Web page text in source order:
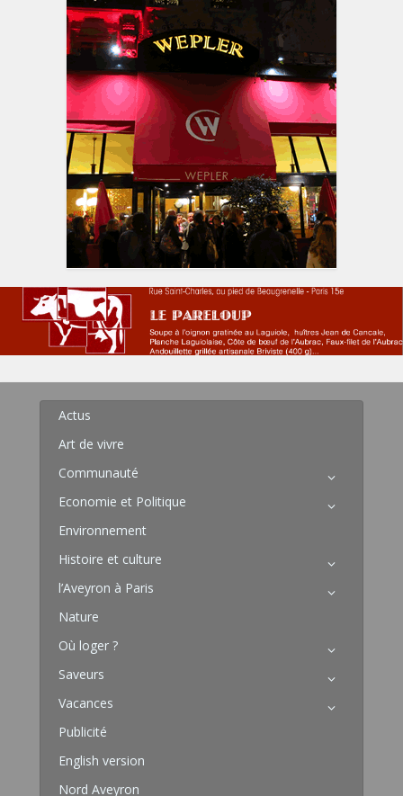
Actus
Art de vivre
Communauté
Economie et Politique
Environnement
Histoire et culture
l’Aveyron à Paris
Nature
Où loger ?
Saveurs
Vacances
Publicité
English version
Nord Aveyron